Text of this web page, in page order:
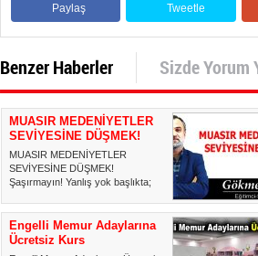
Paylaş Tweetle
Benzer Haberler Sizde Yorum
MUASIR MEDENİYETLER
SEVİYESİNE DÜŞMEK!
MUASIR MEDENİYETLER
SEVİYESİNE DÜŞMEK!
Şaşırmayın! Yanlış yok başlıkta;
Engelli Memur Adaylarına
Ücretsiz Kurs